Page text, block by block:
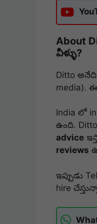
About
వీళ్ళు?
Ditto అనేది
media).
India లో
ఉంది. Ditto
advice
reviews
ఇప్పుడు
hire